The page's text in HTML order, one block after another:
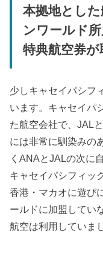
本拠地とし
ンワールド
特典航空券が
少しキャセイパシフ
います。キャセイパ
た航空会社で、JAL
には非常に馴染みの
くANAとJALの次に
キャセイパシフィッ
香港・マカオに遊び
ールドに加盟してい
航空は利用していま